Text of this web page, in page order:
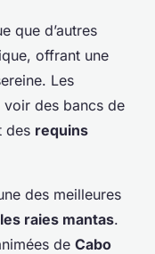
que d’autres
offrant une
Les
voir des bancs de
des requins
des meilleures
raies mantas.
de Cabo